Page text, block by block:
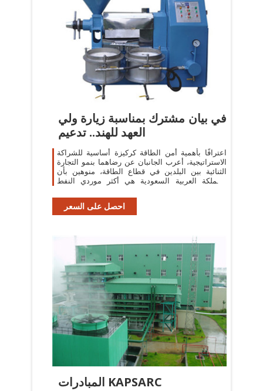
في بيان مشترك بمناسبة زيارة ولي
العهد للهند.. تدعيم
اعترافًا بأهمية أمن الطاقة كركيزة أساسية للشراكة
الاستراتيجية، أعرب الجانبان عن رضاهما بنمو التجارة
الثنائية بين البلدين في قطاع الطاقة، منوهين بأن
المملكة العربية السعودية هي أكثر موردي النفط
احصل على السعر
المبادرات KAPSARC